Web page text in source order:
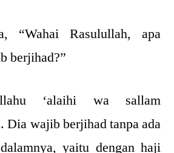
“Wahai Rasulullah, apa
berjihad?”
‘alaihi wa sallam
Dia wajib berjihad tanpa ada
yaitu dengan haji